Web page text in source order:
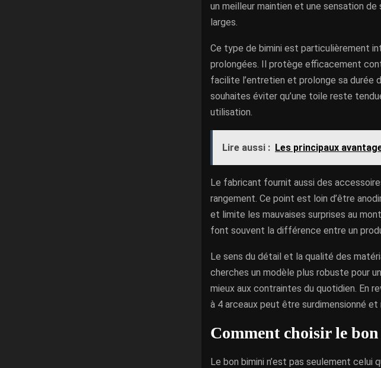
un meilleur maintien et une sensation
larges.
Ce type de bimini est particulièrement
prolongées. Il protège efficacement
facilite l’entretien et prolonge sa durée
souhaites éviter qu’une toile reste
utilisation.
Lire aussi : Les principaux
Le fabricant fournit aussi des
rangement. Ce point est loin d’être
et limite les mauvaises surprises au
font souvent la différence entre un
Le sens du détail et la qualité des
cherches un modèle plus robuste pour
mieux aux contraintes du quotidien. En
à 4 arceaux peut être surdimensionné et
Comment choisir le
Le bon bimini n’est pas seulement celui